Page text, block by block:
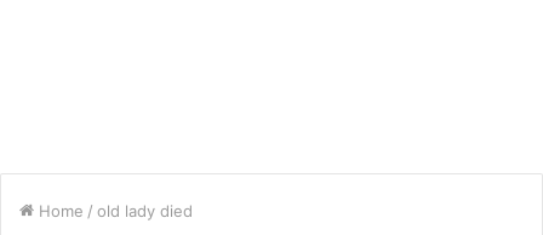
Home / old lady died